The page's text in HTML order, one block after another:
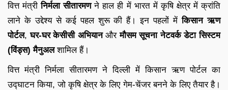
वित्त मंत्रीनिर्मला सीतारमणने हाल ही में भारत में कृषि क्षेत्र में क्रांति
लाने के उद्देश्य से कई पहल शुरू की हैं। इन पहलों मेंकिसान ऋण
पोर्टल,घर-घर केसीसी अभियानऔरमौसम सूचना नेटवर्क डेटा सिस्टम
(विंड्स) मैनुअलशामिल हैं।
वित्त मंत्री निर्मला सीतारमण ने दिल्ली में किसान ऋण पोर्टल का
उद्घाटन किया, जो कृषि क्षेत्र के लिए गेम-चेंजर बनने के लिए तैयार है।